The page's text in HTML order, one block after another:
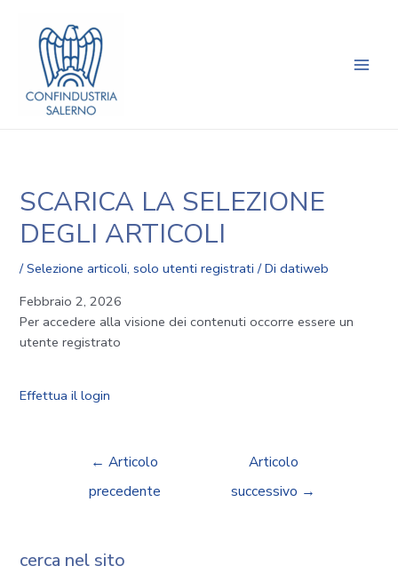
contenuto
SCARICA LA SELEZIONE
DEGLI ARTICOLI
/Selezione articoli,solo utenti registrati / Didatiweb
Febbraio 2, 2026
Per accedere alla visione dei contenuti occorre essere un
utente registrato
Effettua il login
articoli
← Articolo
precedente
Articolo
successivo →
cerca nel sito